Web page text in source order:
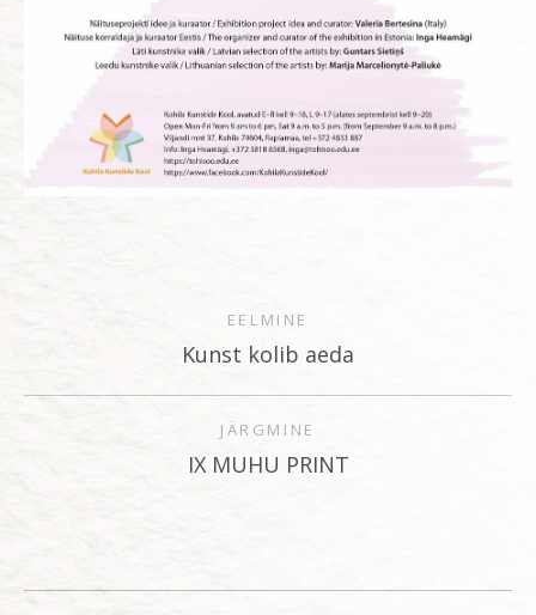
EELMINE
Kunst kolib aeda
JÄRGMINE
IX MUHU PRINT